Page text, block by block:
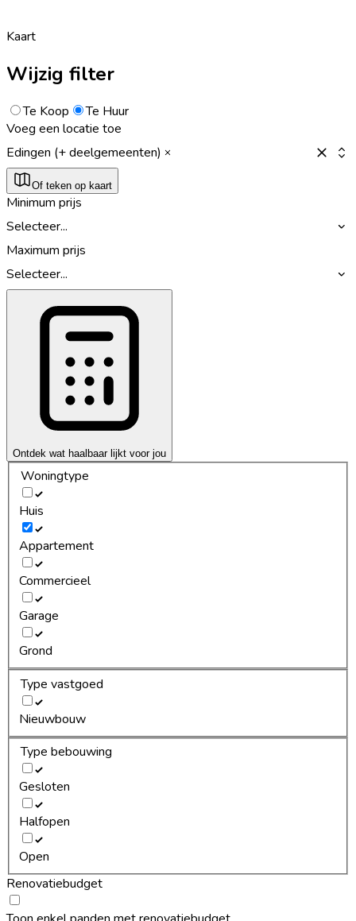
Kaart
Wijzig filter
Te Koop
Te Huur
Voeg een locatie toe
Edingen (+ deelgemeenten)
Of teken op kaart
Minimum prijs
Selecteer...
Maximum prijs
Selecteer...
Ontdek wat haalbaar lijkt voor jou
Woningtype
Huis
Appartement
Commercieel
Garage
Grond
Type vastgoed
Nieuwbouw
Type bebouwing
Gesloten
Halfopen
Open
Renovatiebudget